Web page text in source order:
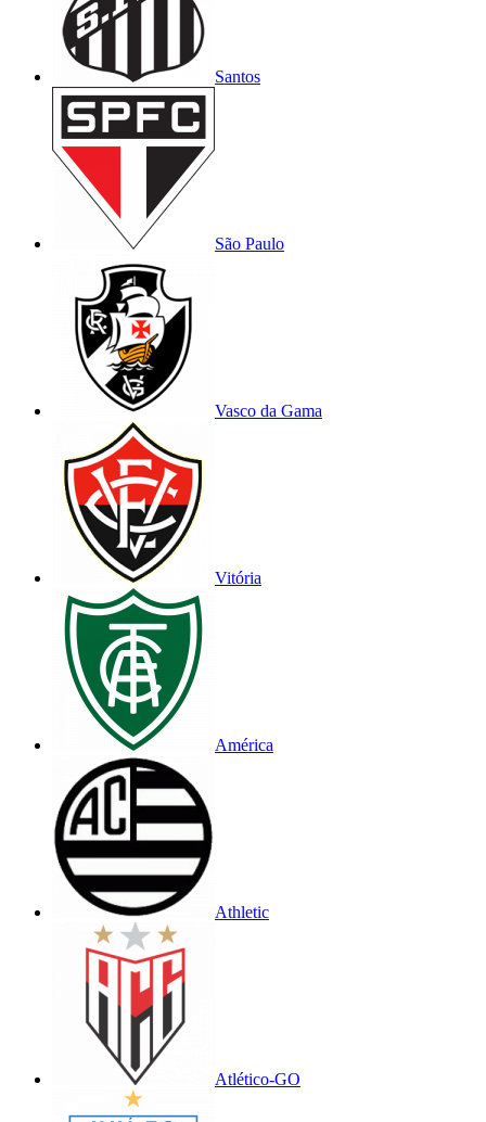
Santos
São Paulo
Vasco da Gama
Vitória
América
Athletic
Atlético-GO